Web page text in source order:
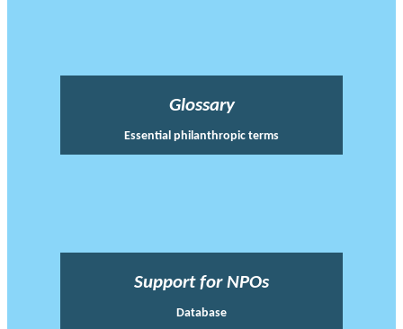
Glossary
Essential philanthropic terms
Support for NPOs
Database